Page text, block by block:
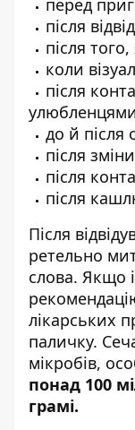
перед
після
після
коли
після
до й після
після
після
після
Після
ретельно
слова. Якщо
лікарських
паличку.
мікробів,
понад 100
грамі.